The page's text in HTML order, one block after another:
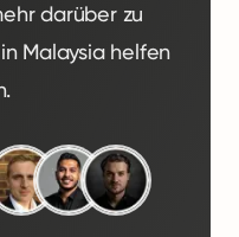
darüber zu
Malaysia helfen